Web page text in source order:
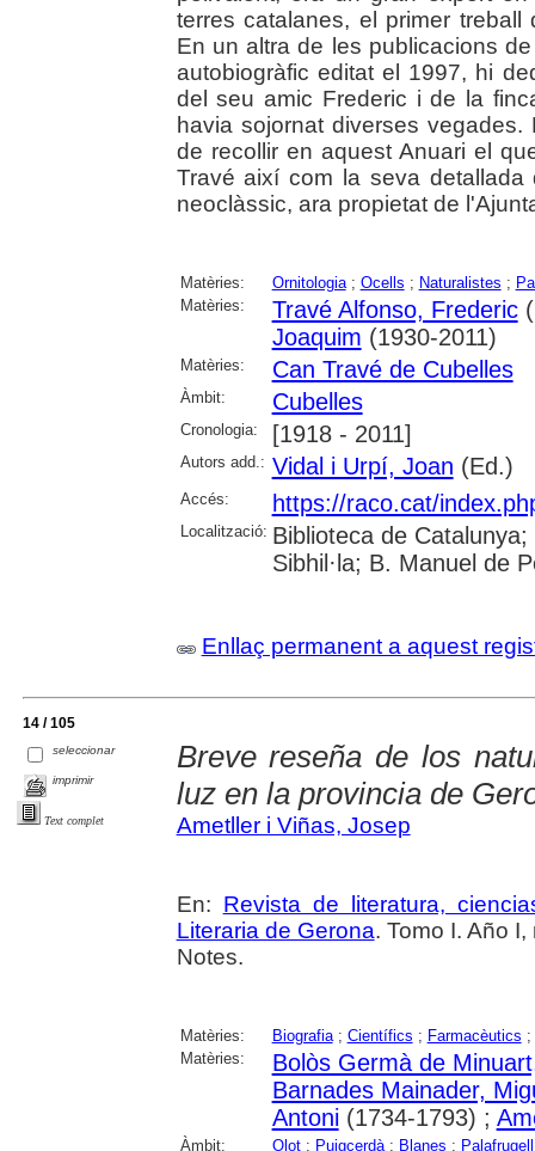
terres catalanes, el primer
En un altra de les publicacions
autobiogràfic editat el 1997, hi
del seu amic Frederic i de la
havia sojornat diverses
de recollir en aquest Anuari el
Travé així com la seva
neoclàssic, ara propietat de
Matèries: Ornitologia; Ocells ; Naturalistes ;
Matèries:
Travé Alfonso, Frederic
Joaquim (1930-2011)
Matèries: Can Travé de Cubelles
Àmbit: Cubelles
Cronologia: [1918 - 2011]
Autors add.: Vidal i Urpí, Joan (Ed.)
Accés: https://raco.cat/
Localització: Biblioteca de
Sibhil·la; B. Manuel de
Enllaç permanent a aquest
14 / 105
seleccionar
imprimir
Text complet
Breve reseña de los
luz en la provincia de
Ametller i Viñas, Josep
En: Revista de literatura,
Literaria de Gerona. Tomo I. Año
Notes.
Matèries: Biografia; Científics ; Farmacèutics ;
Matèries:
Bolòs Germà de
Barnades Mainader,
Antoni(1734-1793) ;
Àmbit: Olot; Puigcerdà; Blanes ; Palafrugell